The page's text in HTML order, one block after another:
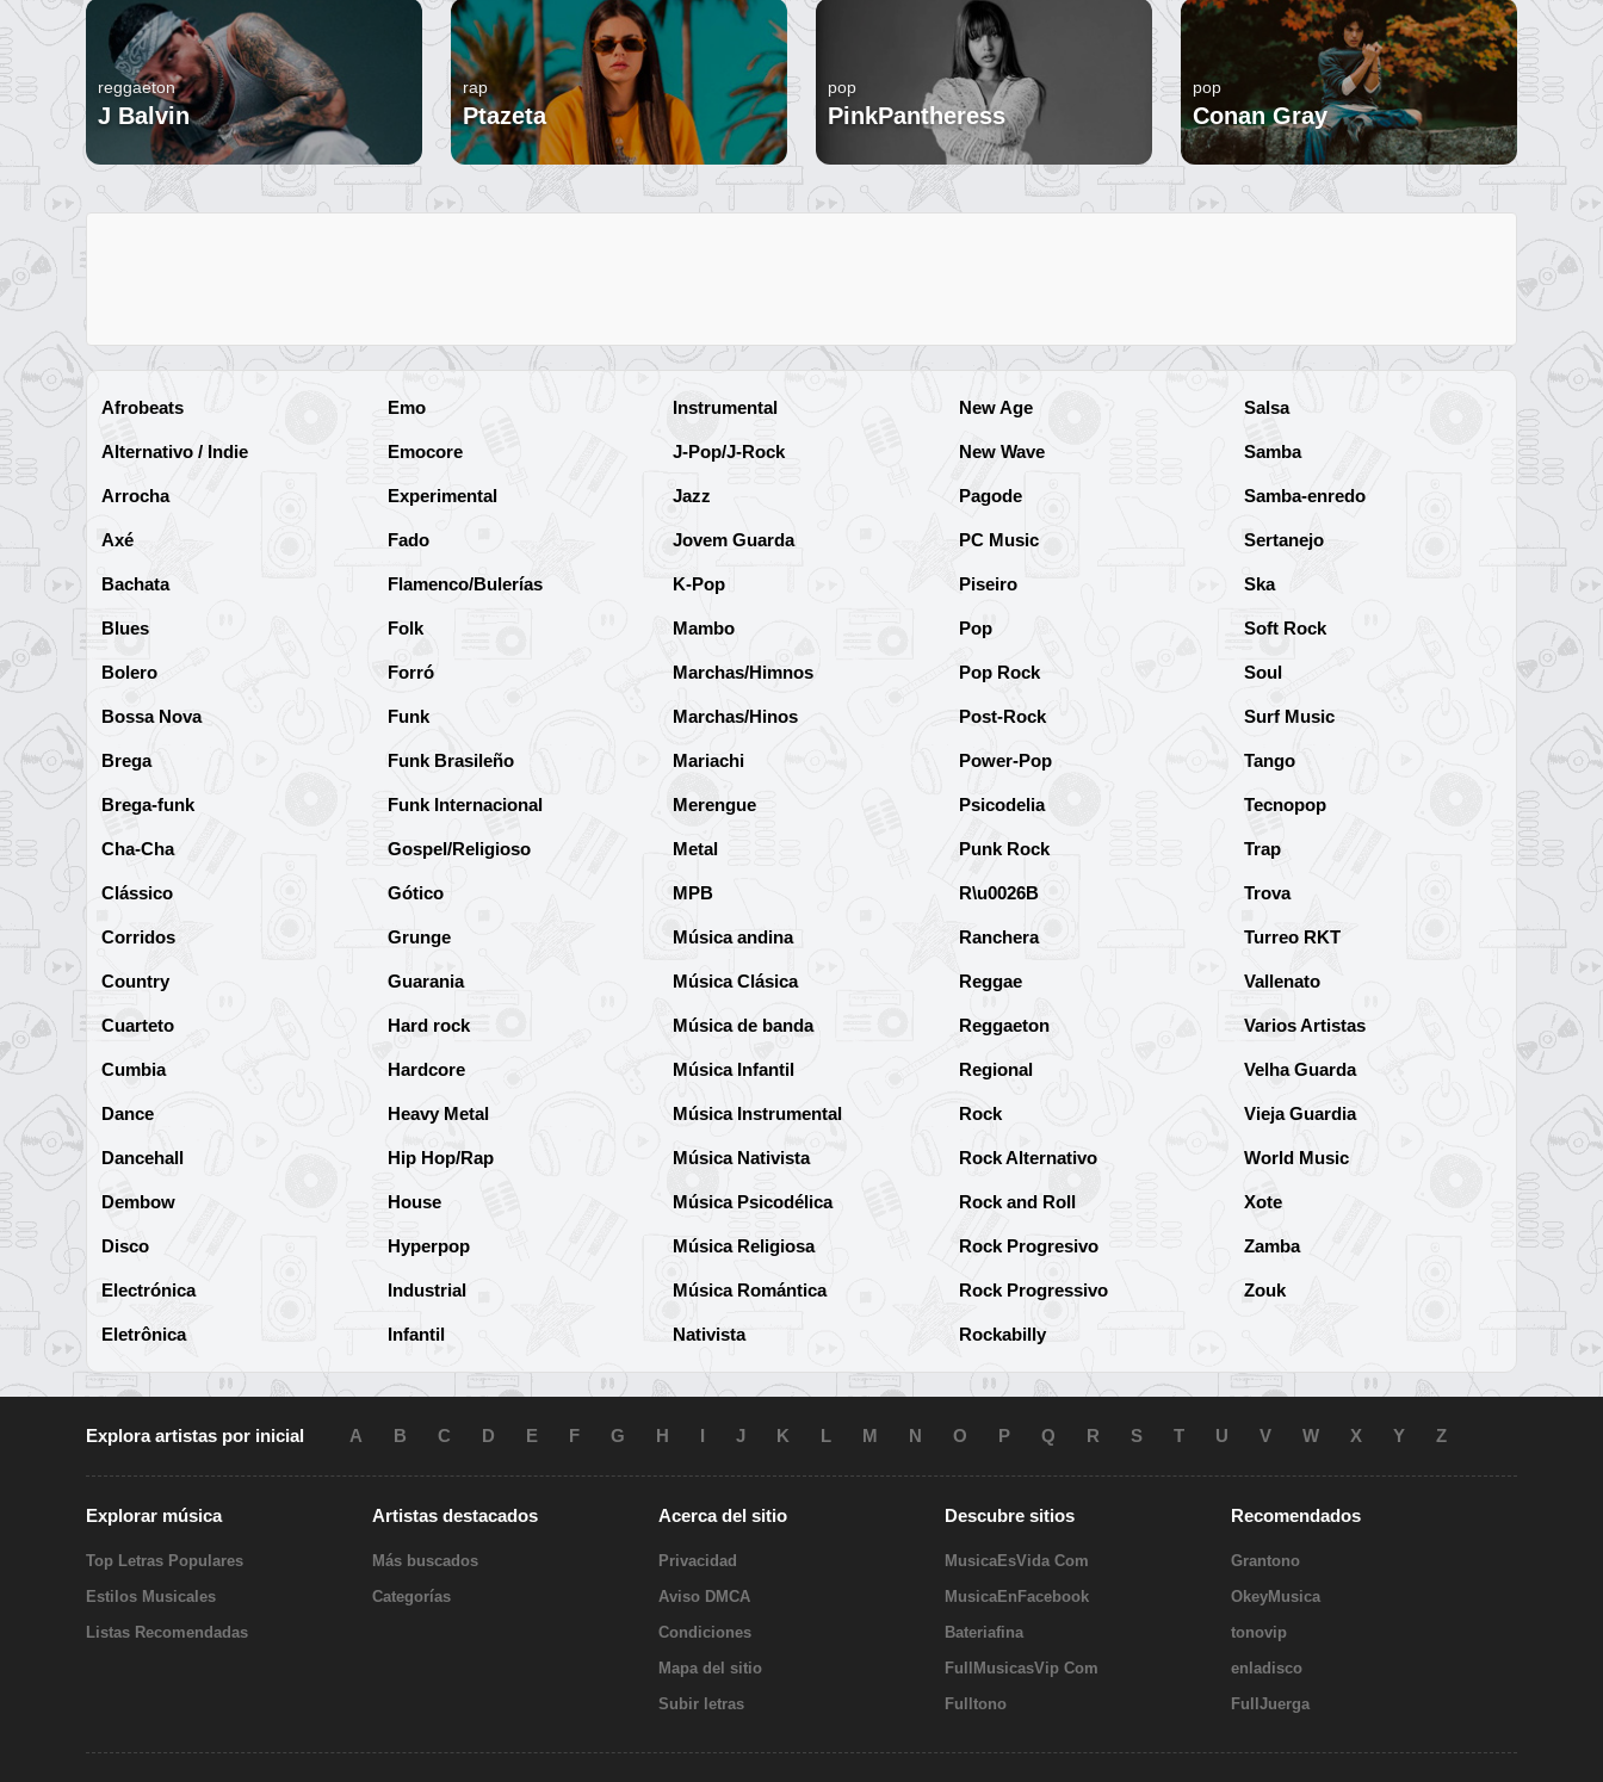
reggaeton
J Balvin
rap
Ptazeta
pop
PinkPantheress
pop
Conan Gray
Afrobeats
Alternativo / Indie
Arrocha
Axé
Bachata
Blues
Bolero
Bossa Nova
Brega
Brega-funk
Cha-Cha
Clássico
Corridos
Country
Cuarteto
Cumbia
Dance
Dancehall
Dembow
Disco
Electrónica
Eletrônica
Emo
Emocore
Experimental
Fado
Flamenco/Bulerías
Folk
Forró
Funk
Funk Brasileño
Funk Internacional
Gospel/Religioso
Gótico
Grunge
Guarania
Hard rock
Hardcore
Heavy Metal
Hip Hop/Rap
House
Hyperpop
Industrial
Infantil
Instrumental
J-Pop/J-Rock
Jazz
Jovem Guarda
K-Pop
Mambo
Marchas/Himnos
Marchas/Hinos
Mariachi
Merengue
Metal
MPB
Música andina
Música Clásica
Música de banda
Música Infantil
Música Instrumental
Música Nativista
Música Psicodélica
Música Religiosa
Música Romántica
Nativista
New Age
New Wave
Pagode
PC Music
Piseiro
Pop
Pop Rock
Post-Rock
Power-Pop
Psicodelia
Punk Rock
R\u0026B
Ranchera
Reggae
Reggaeton
Regional
Rock
Rock Alternativo
Rock and Roll
Rock Progresivo
Rock Progressivo
Rockabilly
Salsa
Samba
Samba-enredo
Sertanejo
Ska
Soft Rock
Soul
Surf Music
Tango
Tecnopop
Trap
Trova
Turreo RKT
Vallenato
Varios Artistas
Velha Guarda
Vieja Guardia
World Music
Xote
Zamba
Zouk
Explora artistas por inicial A B C D E F G H I J K L M N O P Q R S T U V W X Y Z
Explorar música
Top Letras Populares
Estilos Musicales
Listas Recomendadas
Artistas destacados
Más buscados
Categorías
Acerca del sitio
Privacidad
Aviso DMCA
Condiciones
Mapa del sitio
Subir letras
Descubre sitios
MusicaEsVida Com
MusicaEnFacebook
Bateriafina
FullMusicasVip Com
Fulltono
Recomendados
Grantono
OkeyMusica
tonovip
enladisco
FullJuerga